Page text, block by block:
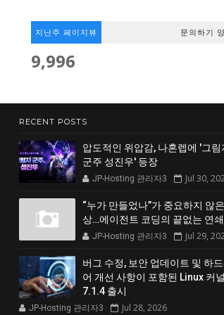
지난주 페이지뷰 문의하기
9,996
RECENT POSTS
압도적인 위압감, 나혼렙에 '그림
군주 성진우' 등장
JP-Hosting 관리자3 Jul 30,
“누가 만들었나”가 중요하지 않
상…에이전트 코딩의 끝없는 연쇄
JP-Hosting 관리자3 Jul 29,
버그 수정, 보안 업데이트 및 하
어 개선 사항이 포함된 Linux 커널
7.1.4 출시
JP-Hosting 관리자3 Jul 28, 2026